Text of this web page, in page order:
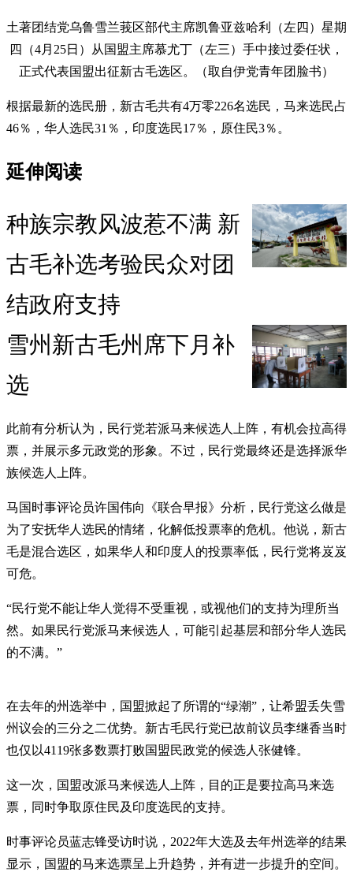
土著团结党乌鲁雪兰莪区部代主席凯鲁亚兹哈利（左四）星期
四（4月25日）从国盟主席慕尤丁（左三）手中接过委任状，
正式代表国盟出征新古毛选区。（取自伊党青年团脸书）
根据最新的选民册，新古毛共有4万零226名选民，马来选民占
46％，华人选民31％，印度选民17％，原住民3％。
延伸阅读
种族宗教风波惹不满 新
古毛补选考验民众对团
结政府支持
雪州新古毛州席下月补
选
此前有分析认为，民行党若派马来候选人上阵，有机会拉高得
票，并展示多元政党的形象。不过，民行党最终还是选择派华
族候选人上阵。
马国时事评论员许国伟向《联合早报》分析，民行党这么做是
为了安抚华人选民的情绪，化解低投票率的危机。他说，新古
毛是混合选区，如果华人和印度人的投票率低，民行党将岌岌
可危。
“民行党不能让华人觉得不受重视，或视他们的支持为理所当
然。如果民行党派马来候选人，可能引起基层和部分华人选民
的不满。”
在去年的州选举中，国盟掀起了所谓的“绿潮”，让希盟丢失雪
州议会的三分之二优势。新古毛民行党已故前议员李继香当时
也仅以4119张多数票打败国盟民政党的候选人张健锋。
这一次，国盟改派马来候选人上阵，目的正是要拉高马来选
票，同时争取原住民及印度选民的支持。
时事评论员蓝志锋受访时说，2022年大选及去年州选举的结果
显示，国盟的马来选票呈上升趋势，并有进一步提升的空间。